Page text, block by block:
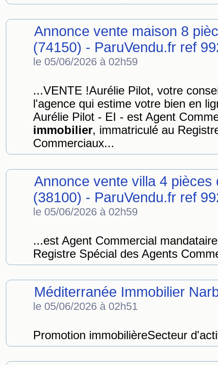
Annonce vente maison 8
(74150) - ParuVendu.fr ref
le 05/06/2026 à 02h59
...VENTE !Aurélie Pilot, votre
l'agence qui estime votre bien en
Aurélie Pilot - EI - est Agent
immobilier, immatriculé au
Commerciaux...
Annonce vente villa 4
(38100) - ParuVendu.fr ref
le 05/06/2026 à 02h59
...est Agent Commercial
Registre Spécial des Agents
Méditerranée Immobilier
le 05/06/2026 à 02h51
Promotion immobilièreSecteur